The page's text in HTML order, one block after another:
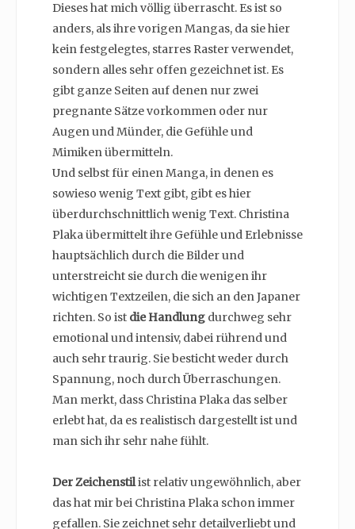
Dieses hat mich völlig überrascht. Es ist so
anders, als ihre vorigen Mangas, da sie hier
kein festgelegtes, starres Raster verwendet,
sondern alles sehr offen gezeichnet ist. Es
gibt ganze Seiten auf denen nur zwei
pregnante Sätze vorkommen oder nur
Augen und Münder, die Gefühle und
Mimiken übermitteln.
Und selbst für einen Manga, in denen es
sowieso wenig Text gibt, gibt es hier
überdurchschnittlich wenig Text. Christina
Plaka übermittelt ihre Gefühle und Erlebnisse
hauptsächlich durch die Bilder und
unterstreicht sie durch die wenigen ihr
wichtigen Textzeilen, die sich an den Japaner
richten. So ist die Handlung durchweg sehr
emotional und intensiv, dabei rührend und
auch sehr traurig. Sie besticht weder durch
Spannung, noch durch Überraschungen.
Man merkt, dass Christina Plaka das selber
erlebt hat, da es realistisch dargestellt ist und
man sich ihr sehr nahe fühlt.
Der Zeichenstilist relativ ungewöhnlich, aber
das hat mir bei Christina Plaka schon immer
gefallen. Sie zeichnet sehr detailverliebt und